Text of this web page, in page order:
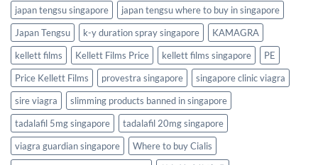
japan tengsu singapore
japan tengsu where to buy in singapore
Japan Tengsu
k-y duration spray singapore
KAMAGRA
kellett films
Kellett Films Price kellett films singapore
PE
Price Kellett Films
provestra singapore
singapore clinic viagra
sire viagra
slimming products banned in singapore
tadalafil 5mg singapore
tadalafil 20mg singapore
viagra guardian singapore
Where to buy Cialis